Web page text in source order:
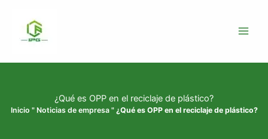
contenido
¿Qué es OPP en el reciclaje de plástico?
Inicio " Noticias de empresa" ¿Qué es OPP en el reciclaje de plástico?